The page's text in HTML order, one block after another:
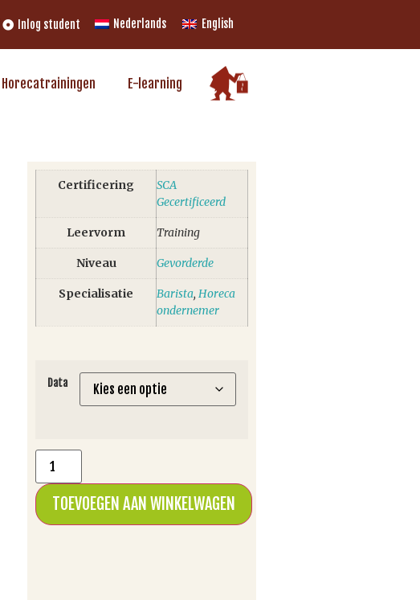
Inlog student Nederlands English
Horecatrainingen E-learning
Certificering
SCA
Gecertificeerd
Leervorm Training
Niveau Gevorderde
Specialisatie Barista, Horeca
ondernemer
Data
TOEVOEGEN AAN WINKELWAGEN